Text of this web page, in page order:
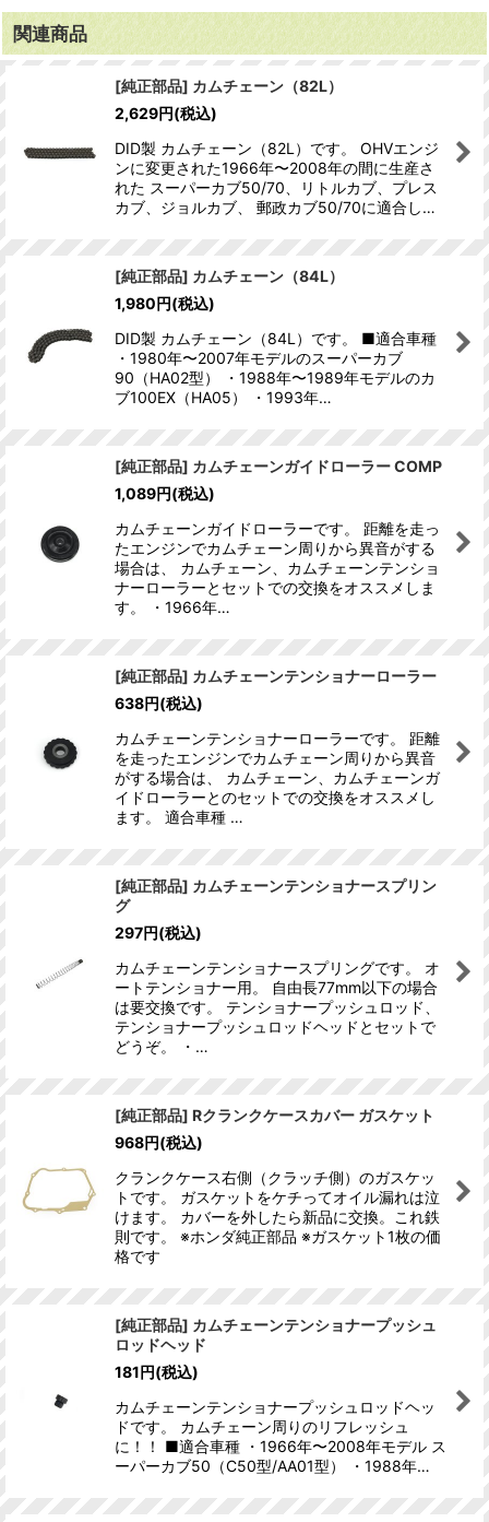
関連商品
[純正部品] カムチェーン（82L）
2,629円(税込)
DID製 カムチェーン（82L）です。 OHVエンジ
ンに変更された1966年〜2008年の間に生産さ
れた スーパーカブ50/70、リトルカブ、プレス
カブ、ジョルカブ、 郵政カブ50/70に適合し…
[純正部品] カムチェーン（84L）
1,980円(税込)
DID製 カムチェーン（84L）です。 ■適合車種
・1980年〜2007年モデルのスーパーカブ
90（HA02型） ・1988年〜1989年モデルのカ
ブ100EX（HA05） ・1993年…
[純正部品] カムチェーンガイドローラー COMP
1,089円(税込)
カムチェーンガイドローラーです。 距離を走っ
たエンジンでカムチェーン周りから異音がする
場合は、 カムチェーン、カムチェーンテンショ
ナーローラーとセットでの交換をオススメしま
す。 ・1966年…
[純正部品] カムチェーンテンショナーローラー
638円(税込)
カムチェーンテンショナーローラーです。 距離
を走ったエンジンでカムチェーン周りから異音
がする場合は、 カムチェーン、カムチェーンガ
イドローラーとのセットでの交換をオススメし
ます。 適合車種 …
[純正部品] カムチェーンテンショナースプリン
グ
297円(税込)
カムチェーンテンショナースプリングです。 オ
ートテンショナー用。 自由長77mm以下の場合
は要交換です。 テンショナープッシュロッド、
テンショナープッシュロッドヘッドとセットで
どうぞ。 ・…
[純正部品] Rクランクケースカバー ガスケット
968円(税込)
クランクケース右側（クラッチ側）のガスケッ
トです。 ガスケットをケチってオイル漏れは泣
けます。 カバーを外したら新品に交換。これ鉄
則です。 ※ホンダ純正部品 ※ガスケット1枚の価
格です
[純正部品] カムチェーンテンショナープッシュ
ロッドヘッド
181円(税込)
カムチェーンテンショナープッシュロッドヘッ
ドです。 カムチェーン周りのリフレッシュ
に！！ ■適合車種 ・1966年〜2008年モデル ス
ーパーカブ50（C50型/AA01型） ・1988年…